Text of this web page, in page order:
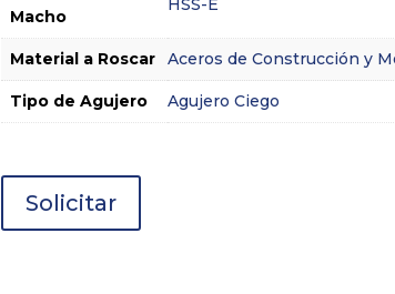
Macho
HSS-E
Material a Roscar Aceros de Construcción y
Tipo de Agujero Agujero Ciego
Solicitar